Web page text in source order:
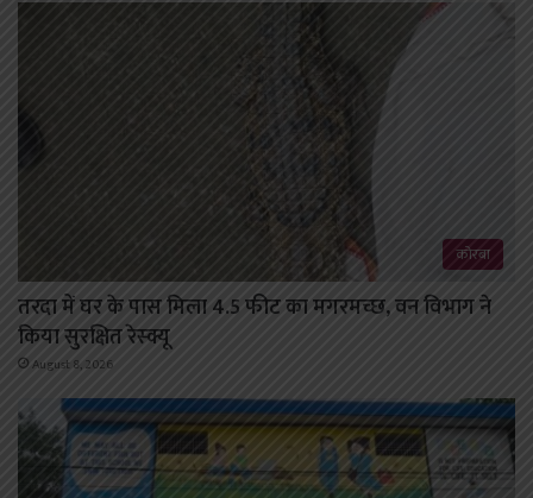
कोरबा
तरदा में घर के पास मिला 4.5 फीट का मगरमच्छ, वन विभाग ने
किया सुरक्षित रेस्क्यू
August 8, 2026